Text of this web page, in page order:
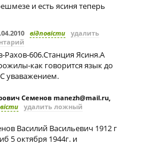
и есть ясиня теперь
відповісти удалить
Рахов-606.Станция Ясиня.А
как говорится язык до
уваважением.
Семенов manezh@mail.ru,
удалить ложный
Василий Васильевич 1912 г
5 октября 1944г. и